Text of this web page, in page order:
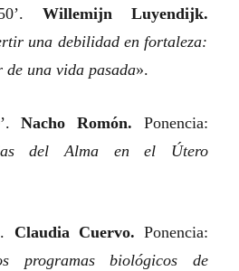
Willemijn Luyendijk.
una debilidad en fortaleza:
una vida pasada».
Nacho Romón. Ponencia:
del Alma en el Útero
Claudia Cuervo. Ponencia:
biológicos de